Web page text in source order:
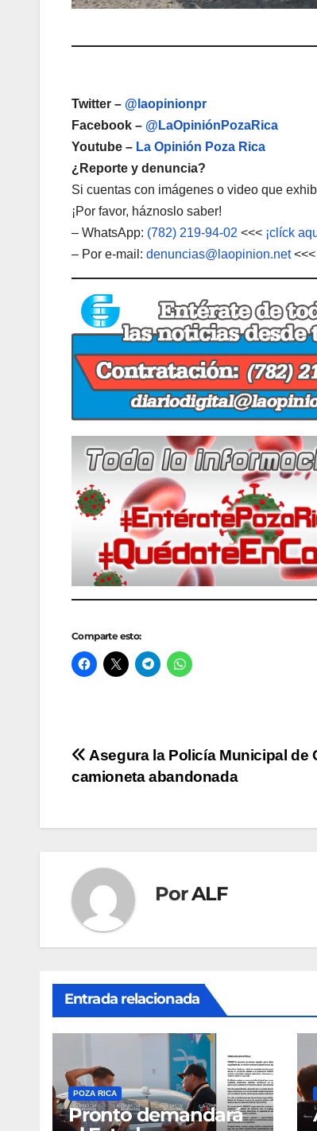
Twitter – @laopinionpr
Facebook – @LaOpiniónPozaRica
Youtube – La Opinión Poza Rica
¿Reporte y denuncia?
Si cuentas con imágenes o video que
¡Por favor, háznoslo saber!
– WhatsApp: (782) 219-94-02 <<< ¡clíck
– Por e-mail: denuncias@laopinion.net<<<
Comparte esto:
Navegación
entradas
Asegura la Policía Municipal de
camioneta abandonada
PorALF
Entrada relacionada
POZA RICA
Pronto demandará